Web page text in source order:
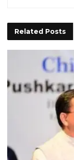
Related Posts